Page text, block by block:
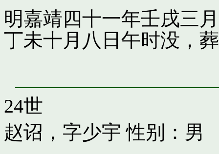
明嘉靖四十一年壬戌三
丁未十月八日午时没，
24世
赵诏，字少宇 性别：男